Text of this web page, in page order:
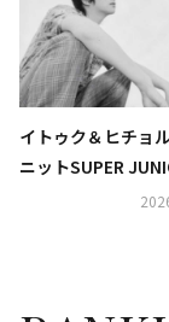
イトゥク＆ヒチョ
ニットSUPER
月13日にデビュー